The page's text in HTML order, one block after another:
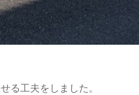
る工夫をしました。